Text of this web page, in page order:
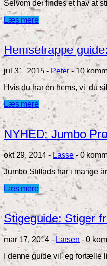
Selvom der findes et hav at
Læs mere
Hemsetrappe
jul 31, 2015 - Peter -10
Hvis du har en hems, vil du
Læs mere
NYHED: Jumbo
okt 29, 2014 -Lasse - 0
Jumbo Stillads har i mange
Læs mere
Stigeguide: Stiger
mar 17, 2014 -Larsen - 0
I denne guide vil jeg fortælle